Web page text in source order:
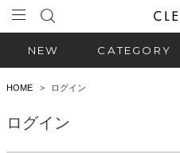
NEW CATEGORY
HOME ログイン
ログイン